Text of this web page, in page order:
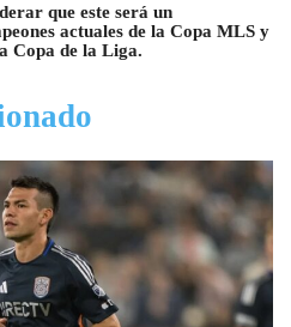
que este será un
actuales de la Copa MLS y
Copa de la Liga.